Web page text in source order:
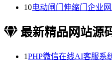
10电动闸门伸缩门企业
最新精品网站源
1PHP微信在线AI客服系